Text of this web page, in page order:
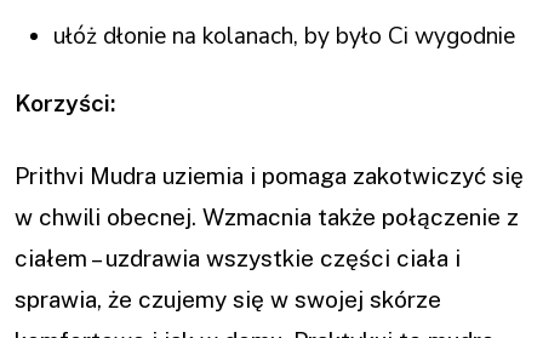
ułóż dłonie na kolanach, by było Ci wygodnie
Korzyści:
Prithvi Mudra uziemia i pomaga zakotwiczyć się
w chwili obecnej. Wzmacnia także połączenie z
ciałem – uzdrawia wszystkie części ciała i
sprawia, że czujemy się w swojej skórze